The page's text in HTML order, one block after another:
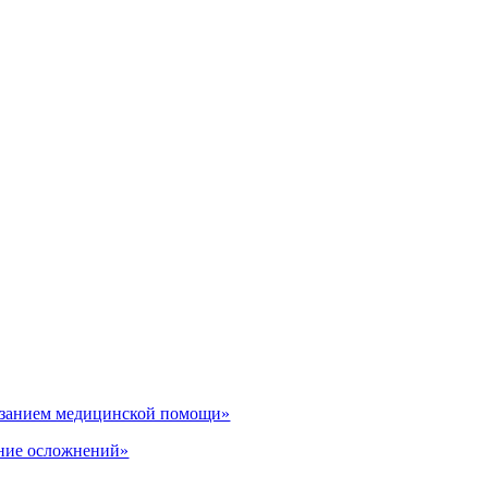
медицинской помощи»
осложнений»